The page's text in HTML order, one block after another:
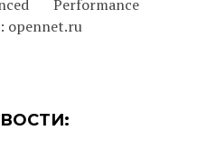
Performance
opennet.ru